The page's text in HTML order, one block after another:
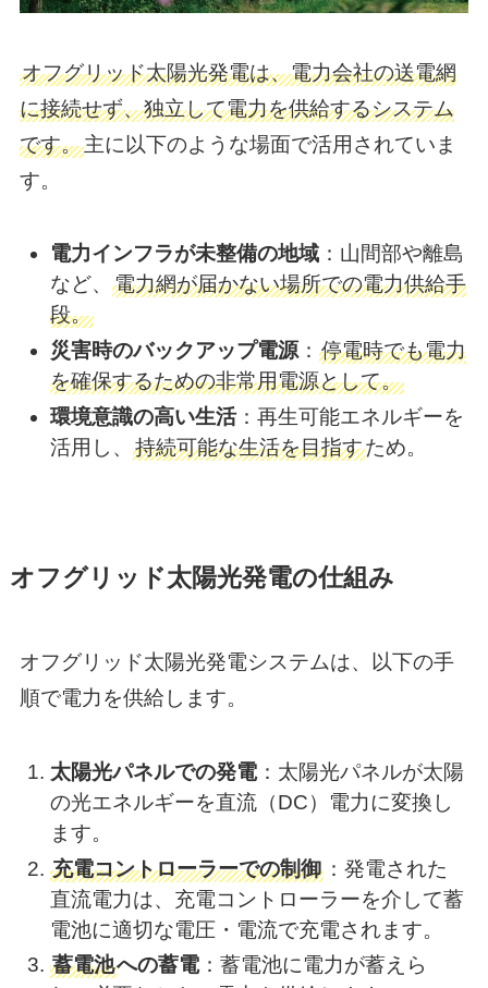
オフグリッド太陽光発電は、電力会社の送電網
に接続せず、独立して電力を供給するシステム
です。​主に以下のような場面で活用されていま
す。
電力インフラが未整備の地域 ：​山間部や離島
など、電力網が届かない場所での電力供給手
段。
災害時のバックアップ電源 ：​停電時でも電力
を確保するための非常用電源として。​
環境意識の高い生活：​再生可能エネルギーを
活用し、持続可能な生活を目指すため。​
オフグリッド太陽光発電の仕組み
オフグリッド太陽光発電システムは、以下の手
順で電力を供給します。​
太陽光パネルでの発電：​太陽光パネルが太陽
の光エネルギーを直流（DC）電力に変換し
ます。​
充電コントローラーでの制御 ：​発電された
直流電力は、充電コントローラーを介して蓄
電池に適切な電圧・電流で充電されます。
蓄電池への蓄電：​蓄電池に電力が蓄えら